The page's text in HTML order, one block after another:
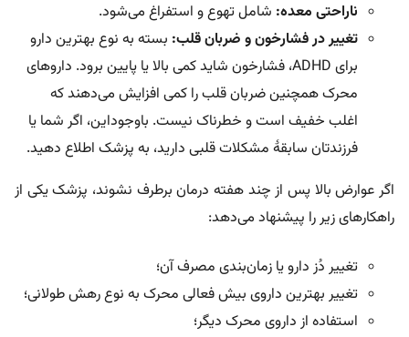
ناراحتی معده: شامل تهوع و استفراغ می‌شود.
تغییر در فشارخون و ضربان قلب: بسته به نوع بهترین دارو
برای ADHD، فشارخون شاید کمی بالا یا پایین برود. داروهای
محرک همچنین ضربان قلب را کمی افزایش می‌دهند که
اغلب خفیف است و خطرناک نیست. باوجوداین، اگر شما یا
فرزندتان سابقۀ مشکلات قلبی دارید، به پزشک اطلاع دهید.
اگر عوارض بالا پس از چند هفته درمان برطرف نشوند، پزشک یکی از
راهکارهای زیر را پیشنهاد می‌دهد:
تغییر دُز دارو یا زمان‌بندی مصرف آن؛
تغییر بهترین داروی بیش فعالی محرک به نوع رهش طولانی؛
استفاده از داروی محرک دیگر؛